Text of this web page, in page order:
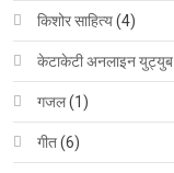
किशोर साहित्य(4)
केटाकेटी अनलाइन युट्युब
गजल(1)
गीत(6)